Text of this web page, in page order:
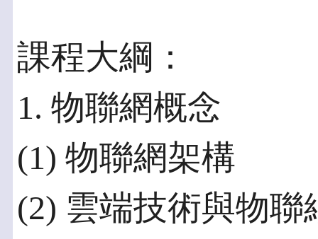
課程大綱：
1. 物聯網概念
(1) 物聯網架構
(2) 雲端技術與物聯